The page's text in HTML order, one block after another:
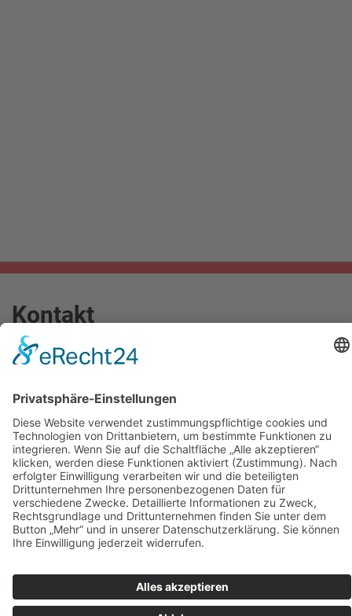
Kontakt
Thomas-Dehler-Str. 5
info@dermietbagger.de
0 94 05 / 9 18 434-0
0 15 22 / 573 0 599
0 94 05 / 9 18 434-5
www.dermietbagger.de
Rechtliches
Datenschutz